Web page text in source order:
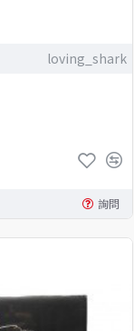
loving_shark
詢問